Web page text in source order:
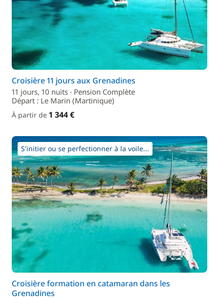
Croisière 11 jours aux Grenadines
11 jours, 10 nuits · Pension Complète
Départ : Le Marin (Martinique)
À partir de 1 344 €
S'initier ou se perfectionner à la voile...
Croisière formation en catamaran dans les
Grenadines